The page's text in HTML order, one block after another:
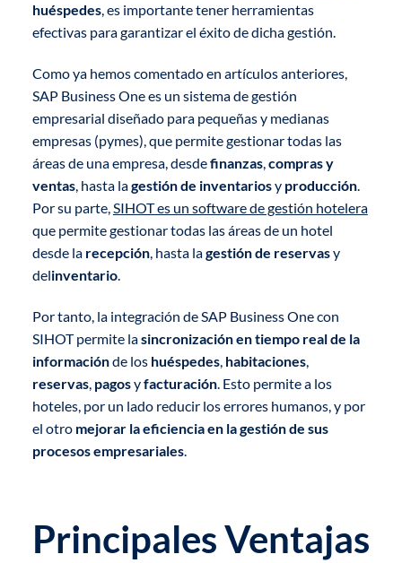
huéspedes, es importante tener herramientas
efectivas para garantizar el éxito de dicha gestión.
Como ya hemos comentado en artículos anteriores,
SAP Business One es un sistema de gestión
empresarial diseñado para pequeñas y medianas
empresas (pymes), que permite gestionar todas las
áreas de una empresa, desdefinanzas,compras y
ventas, hasta lagestión de inventariosy producción.
Por su parte,SIHOT es un software de gestión hotelera
que permite gestionar todas las áreas de un hotel
desde la recepción, hasta lagestión de reservasy
delinventario.
Por tanto, la integración de SAP Business One con
SIHOT permite lasincronización en tiempo real de la
informaciónde los huéspedes, habitaciones,
reservas, pagosyfacturación. Esto permite a los
hoteles, por un lado reducir los errores humanos, y por
el otro mejorar la eficiencia en la gestión de sus
procesos empresariales.
Principales Ventajas